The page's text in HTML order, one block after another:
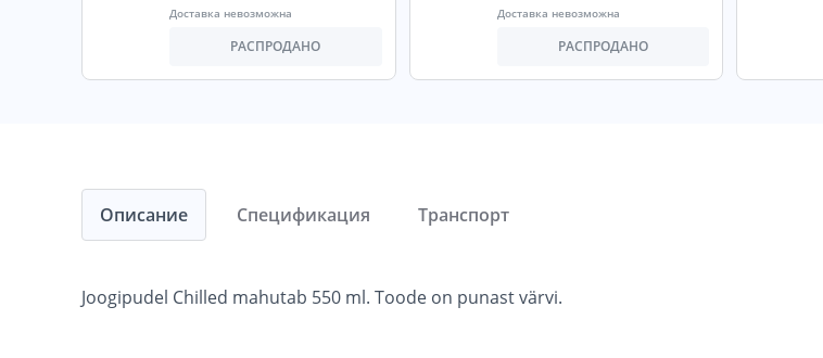
Доставка невозможна
РАСПРОДАНО
Доставка невозможна
РАСПРОДАНО
Описание
Joogipudel Chilled mahutab 550 ml. Toode on punast värvi.
Спецификация Транспорт